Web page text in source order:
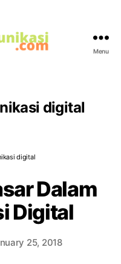
Menu
digital
digital
Dalam
Digital
25, 2018